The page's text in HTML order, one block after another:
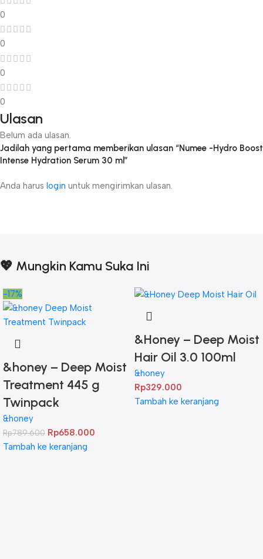
0
0
0
0
Ulasan
Belum ada ulasan.
Jadilah yang pertama memberikan ulasan “Numee -Hydro Boost
Intense Hydration Serum 30 ml”
Anda harus login untuk mengirimkan ulasan.
💖 Mungkin Kamu Suka Ini
-17%
&honey – Deep Moist
Treatment 445 g
Twinpack
&honey
Rp789.600 Rp658.000
Tambah ke keranjang
&Honey – Deep Moist
Hair Oil 3.0 100ml
&honey
Rp329.000
Tambah ke keranjang